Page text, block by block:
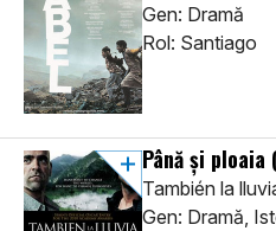
Gen: Dramă
Rol: Santiago
Până și ploaia
También la
Gen: Dramă,